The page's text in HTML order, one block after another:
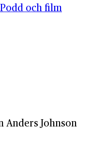
Podd och film
Anders Johnson